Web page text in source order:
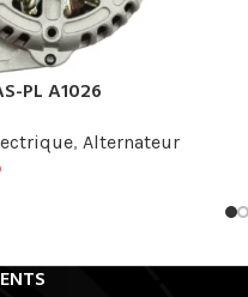
PL A1026
, Alternateur